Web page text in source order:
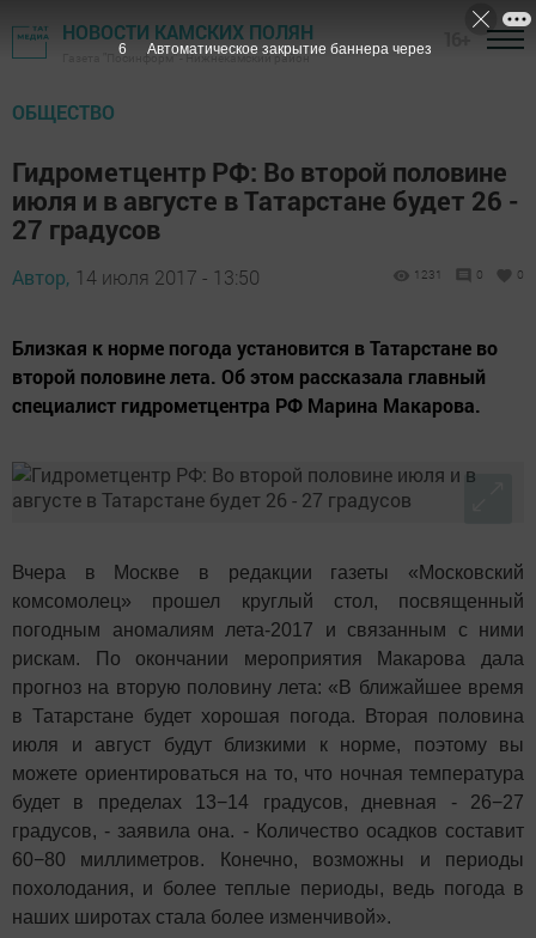
НОВОСТИ КАМСКИХ ПОЛЯН
Газета "Посинформ" - Нижнекамский район
ОБЩЕСТВО
Гидрометцентр РФ: Во второй половине
июля и в августе в Татарстане будет 26 -
27 градусов
Автор, 14 июля 2017 - 13:50 1231 0 0
Близкая к норме погода установится в Татарстане во
второй половине лета. Об этом рассказала главный
специалист гидрометцентра РФ Марина Макарова.
Вчера в Москве в редакции газеты «Московский
комсомолец» прошел круглый стол, посвященный
погодным аномалиям лета-2017 и связанным с ними
рискам. По окончании мероприятия Макарова дала
прогноз на вторую половину лета: «В ближайшее время
в Татарстане будет хорошая погода. Вторая половина
июля и август будут близкими к норме, поэтому вы
можете ориентироваться на то, что ночная температура
будет в пределах 13−14 градусов, дневная - 26−27
градусов, - заявила она. - Количество осадков составит
60−80 миллиметров. Конечно, возможны и периоды
похолодания, и более теплые периоды, ведь погода в
наших широтах стала более изменчивой».
5 Автоматическое закрытие баннера через